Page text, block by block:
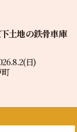
土地の鉄骨車庫
日)